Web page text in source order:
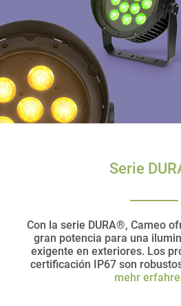
Serie
Con la serie DURA®, Cameo
gran potencia para una
exigente en exteriores. Los
certificación IP67 son
mehr